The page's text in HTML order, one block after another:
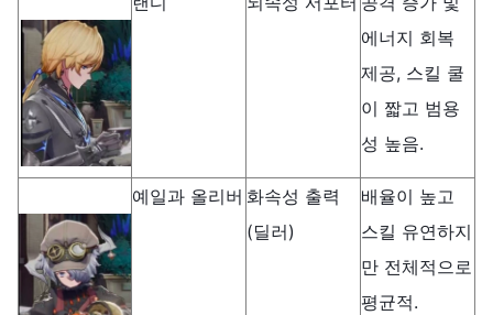
에너지 회복
제공, 스킬 쿨
이 짧고 범용
성 높음.
예일과 올리버 화속성 출력
(딜러)
배율이 높고
스킬 유연하지
만 전체적으로
평균적.